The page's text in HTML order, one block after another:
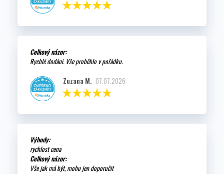
Celkový názor:
Rychlé dodání. Vše proběhlo v pořádku.
Zuzana M. 07.07.2026
Výhody:
rychlost cena
Celkový názor:
Vše jak má být, mohu jen doporučit